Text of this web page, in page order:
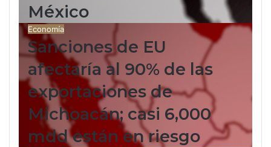
México
Economía
Sanciones de EU
afectaría al 90% de las
exportaciones de
Michoacán; casi 6,000
mdd están en riesgo